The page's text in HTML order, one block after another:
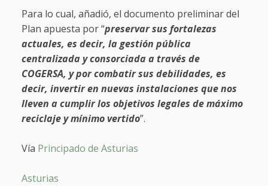
Para lo cual, añadió, el documento preliminar del
Plan apuesta por “preservar sus fortalezas
actuales, es decir, la gestión pública
centralizada y consorciada a través de
COGERSA, y por combatir sus debilidades, es
decir, invertir en nuevas instalaciones que nos
lleven a cumplir los objetivos legales de máximo
reciclaje y mínimo vertido”.
Vía Principado de Asturias
Asturias